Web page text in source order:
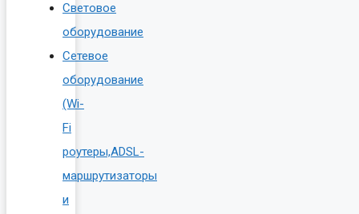
Световое
оборудование
Сетевое
оборудование
(Wi-
Fi
роутеры,ADSL-
маршрутизаторы
и